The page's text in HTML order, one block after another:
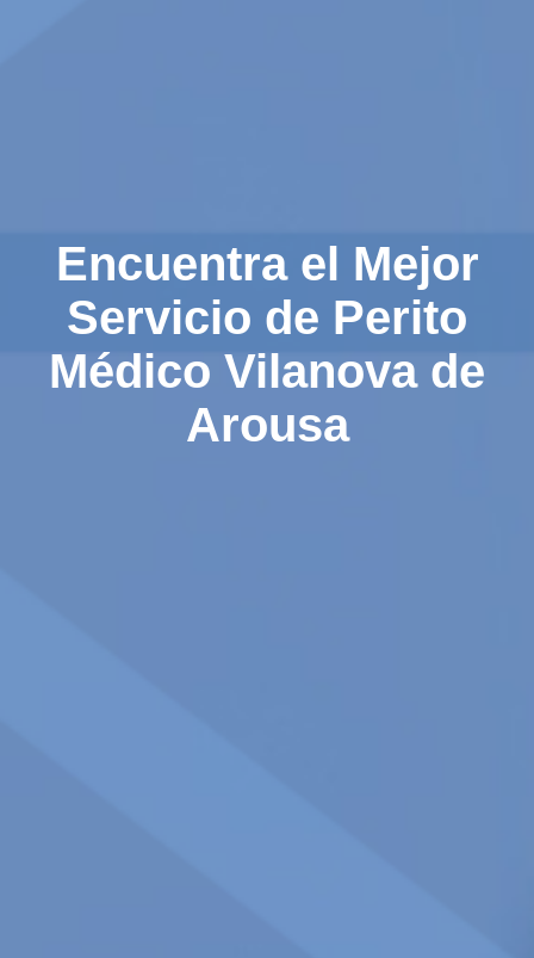
Encuentra el Mejor
Servicio de Perito
Médico Vilanova de
Arousa